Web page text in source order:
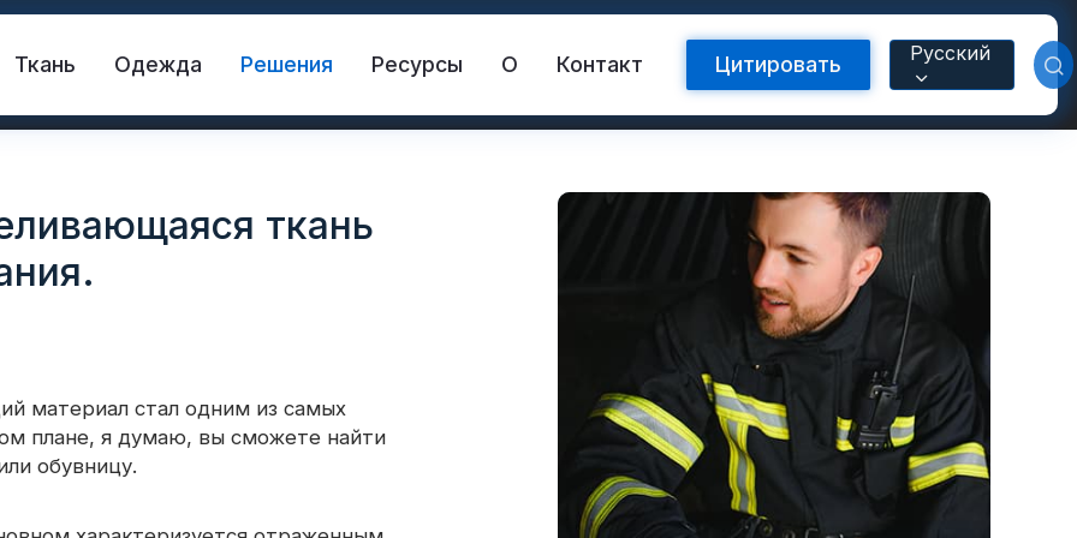
Ткань Одежда Решения Ресурсы О Контакт Цитировать Русский
ткань Спасательный жилет Светоотражающая лента FR
Светоотражающий винил с теплопередачей
ткань
материал стал одним из самых
плане, я думаю, вы сможете найти
обувницу.